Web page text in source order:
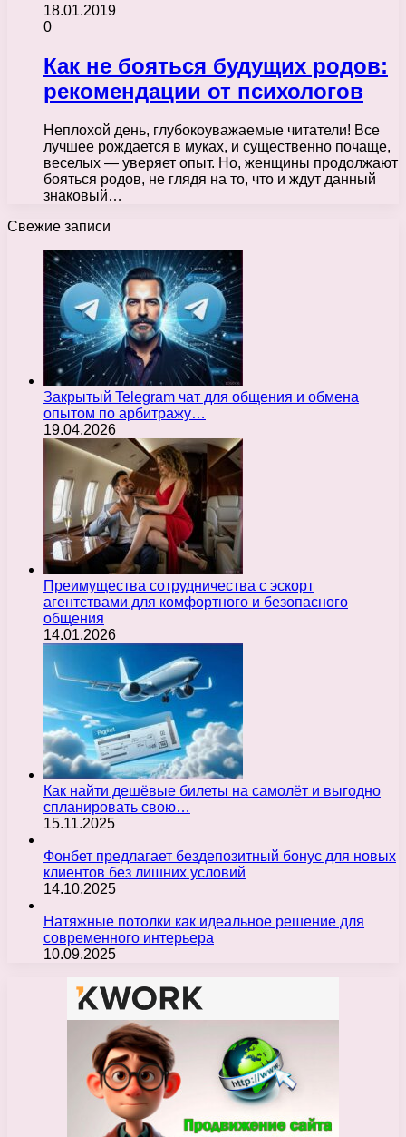
18.01.2019
0
Как не бояться будущих родов:
рекомендации от психологов
Неплохой день, глубокоуважаемые читатели! Все
лучшее рождается в муках, и существенно почаще,
веселых — уверяет опыт. Но, женщины продолжают
бояться родов, не глядя на то, что и ждут данный
знаковый…
Свежие записи
Закрытый Telegram чат для общения и обмена
опытом по арбитражу…
19.04.2026
Преимущества сотрудничества с эскорт
агентствами для комфортного и безопасного
общения
14.01.2026
Как найти дешёвые билеты на самолёт и выгодно
спланировать свою…
15.11.2025
Фонбет предлагает бездепозитный бонус для новых
клиентов без лишних условий
14.10.2025
Натяжные потолки как идеальное решение для
современного интерьера
10.09.2025